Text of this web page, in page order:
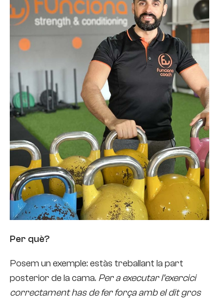
Per què?
Posem un exemple: estàs treballant la part
posterior de la cama. Per a executar l’exercici
correctament has de fer força amb el dit gros